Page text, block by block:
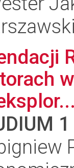
1